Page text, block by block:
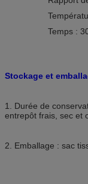
Température :
Temps : 30
Stockage et
1. Durée de
entrepôt frais, sec et
2. Emballage : sac